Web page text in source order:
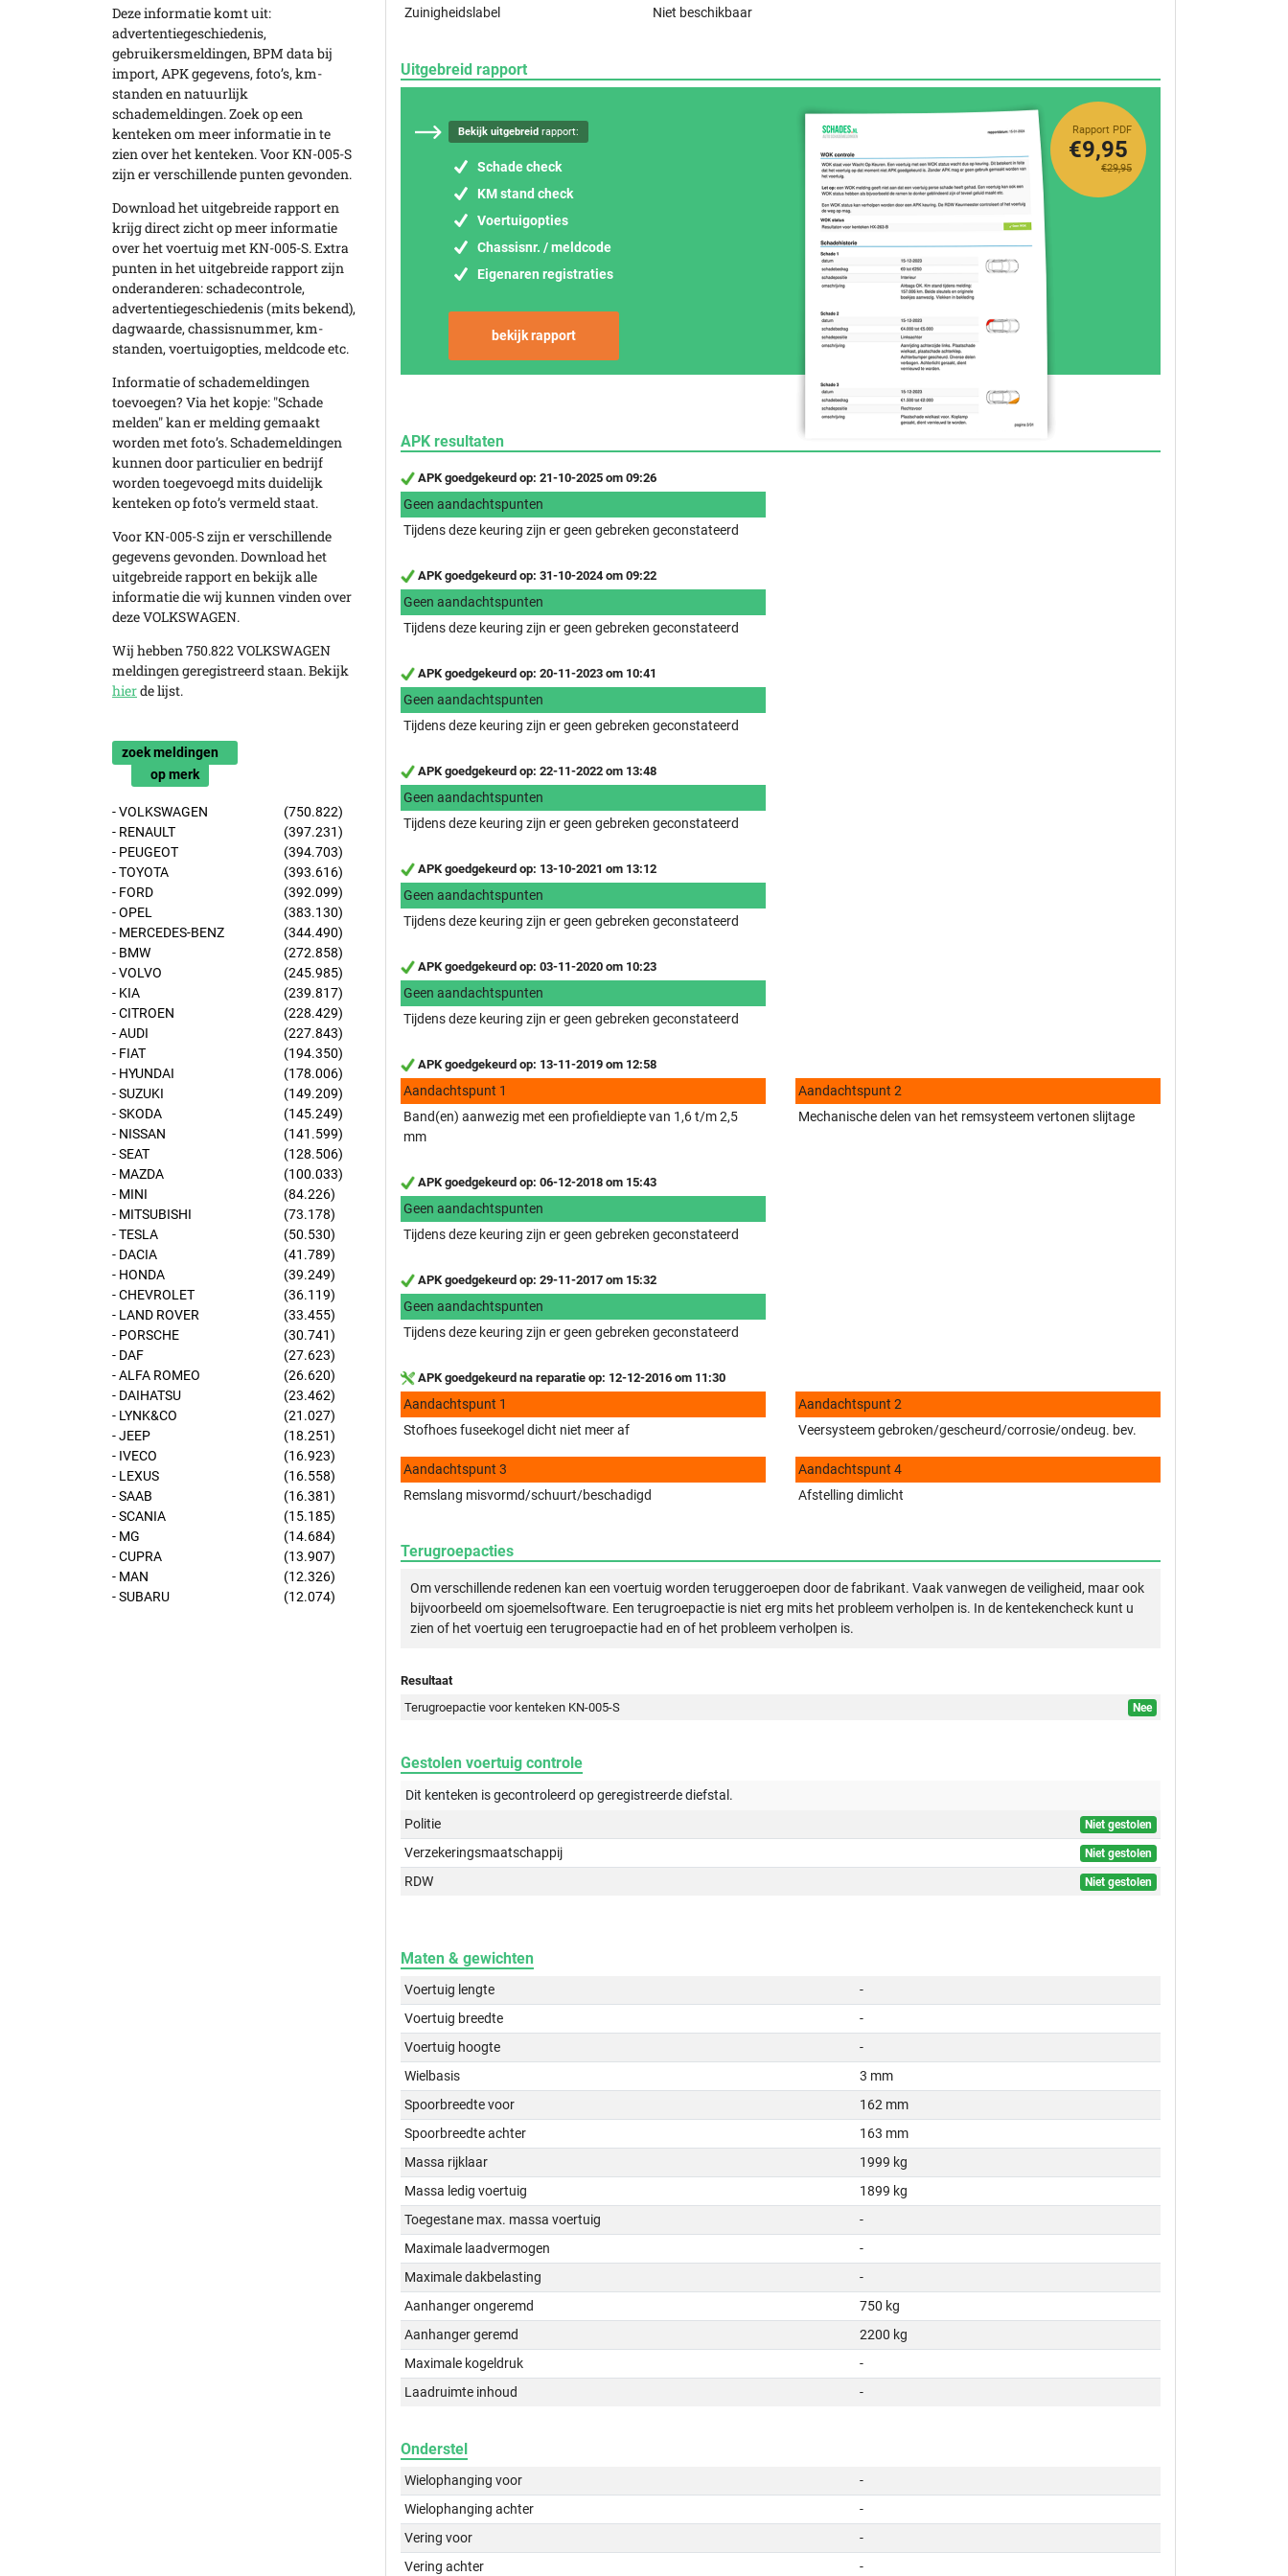
Deze informatie komt uit:
advertentiegeschiedenis,
gebruikersmeldingen, BPM data bij
import, APK gegevens, foto’s, km-
standen en natuurlijk
schademeldingen. Zoek op een
kenteken om meer informatie in te
zien over het kenteken. Voor KN-005-S
zijn er verschillende punten gevonden.
Download het uitgebreide rapport en
krijg direct zicht op meer informatie
over het voertuig met KN-005-S. Extra
punten in het uitgebreide rapport zijn
onderanderen: schadecontrole,
advertentiegeschiedenis (mits bekend),
dagwaarde, chassisnummer, km-
standen, voertuigopties, meldcode etc.
Informatie of schademeldingen
toevoegen? Via het kopje: "Schade
melden" kan er melding gemaakt
worden met foto’s. Schademeldingen
kunnen door particulier en bedrijf
worden toegevoegd mits duidelijk
kenteken op foto’s vermeld staat.
Voor KN-005-S zijn er verschillende
gegevens gevonden. Download het
uitgebreide rapport en bekijk alle
informatie die wij kunnen vinden over
deze VOLKSWAGEN.
Wij hebben 750.822 VOLKSWAGEN
meldingen geregistreerd staan. Bekijk
hierde lijst.
zoek meldingen
op merk
- VOLKSWAGEN
(750.822)
- RENAULT
(397.231)
- PEUGEOT
(394.703)
- TOYOTA
(393.616)
- FORD
(392.099)
- OPEL
(383.130)
- MERCEDES-BENZ
(344.490)
- BMW
(272.858)
- VOLVO
(245.985)
- KIA
(239.817)
- CITROEN
(228.429)
- AUDI
(227.843)
- FIAT
(194.350)
- HYUNDAI
(178.006)
- SUZUKI
(149.209)
- SKODA
(145.249)
- NISSAN
(141.599)
- SEAT
(128.506)
- MAZDA
(100.033)
- MINI
(84.226)
- MITSUBISHI
(73.178)
- TESLA
(50.530)
- DACIA
(41.789)
- HONDA
(39.249)
- CHEVROLET
(36.119)
- LAND ROVER
(33.455)
- PORSCHE
(30.741)
- DAF
(27.623)
- ALFA ROMEO
(26.620)
- DAIHATSU
(23.462)
- LYNK&CO
(21.027)
- JEEP
(18.251)
- IVECO
(16.923)
- LEXUS
(16.558)
- SAAB
(16.381)
- SCANIA
(15.185)
- MG
(14.684)
- CUPRA
(13.907)
- MAN
(12.326)
- SUBARU
(12.074)
Zuinigheidslabel Niet beschikbaar
Uitgebreid rapport
Bekijk uitgebreid rapport:
Schade check
KM stand check
Voertuigopties
Chassisnr. / meldcode
Eigenaren registraties
bekijk rapport
Rapport PDF
€29,95
€9,95
APK resultaten
APK goedgekeurd op: 21-10-2025 om 09:26
Geen aandachtspunten
Tijdens deze keuring zijn er geen gebreken geconstateerd
APK goedgekeurd op: 31-10-2024 om 09:22
Geen aandachtspunten
Tijdens deze keuring zijn er geen gebreken geconstateerd
APK goedgekeurd op: 20-11-2023 om 10:41
Geen aandachtspunten
Tijdens deze keuring zijn er geen gebreken geconstateerd
APK goedgekeurd op: 22-11-2022 om 13:48
Geen aandachtspunten
Tijdens deze keuring zijn er geen gebreken geconstateerd
APK goedgekeurd op: 13-10-2021 om 13:12
Geen aandachtspunten
Tijdens deze keuring zijn er geen gebreken geconstateerd
APK goedgekeurd op: 03-11-2020 om 10:23
Geen aandachtspunten
Tijdens deze keuring zijn er geen gebreken geconstateerd
APK goedgekeurd op: 13-11-2019 om 12:58
Aandachtspunt 1
Band(en) aanwezig met een profieldiepte van 1,6 t/m 2,5
mm
Aandachtspunt 2
Mechanische delen van het remsysteem vertonen slijtage
APK goedgekeurd op: 06-12-2018 om 15:43
Geen aandachtspunten
Tijdens deze keuring zijn er geen gebreken geconstateerd
APK goedgekeurd op: 29-11-2017 om 15:32
Geen aandachtspunten
Tijdens deze keuring zijn er geen gebreken geconstateerd
APK goedgekeurd na reparatie op: 12-12-2016 om 11:30
Aandachtspunt 1
Stofhoes fuseekogel dicht niet meer af
Aandachtspunt 2
Veersysteem gebroken/gescheurd/corrosie/ondeug. bev.
Aandachtspunt 3
Remslang misvormd/schuurt/beschadigd
Aandachtspunt 4
Afstelling dimlicht
Terugroepacties
Om verschillende redenen kan een voertuig worden teruggeroepen door de fabrikant. Vaak vanwegen de veiligheid, maar ook
bijvoorbeeld om sjoemelsoftware. Een terugroepactie is niet erg mits het probleem verholpen is. In de kentekencheck kunt u
zien of het voertuig een terugroepactie had en of het probleem verholpen is.
Resultaat
Terugroepactie voor kenteken KN-005-S
Nee
Gestolen voertuig controle
Dit kenteken is gecontroleerd opgeregistreerdediefstal.
Politie
Niet gestolen
Verzekeringsmaatschappij Niet gestolen
RDW Niet gestolen
Maten & gewichten
Voertuig lengte
-
Voertuig breedte
-
Voertuig hoogte
-
Wielbasis
3 mm
Spoorbreedte voor
162 mm
Spoorbreedte achter
163 mm
Massa rijklaar
1999 kg
Massa ledig voertuig
1899 kg
Toegestane max. massa voertuig
-
Maximale laadvermogen
-
Maximale dakbelasting
-
Aanhanger ongeremd
750 kg
Aanhanger geremd
2200 kg
Maximale kogeldruk
-
Laadruimte inhoud
-
Onderstel
Wielophanging voor
-
Wielophanging achter
-
Vering voor
-
Vering achter
-